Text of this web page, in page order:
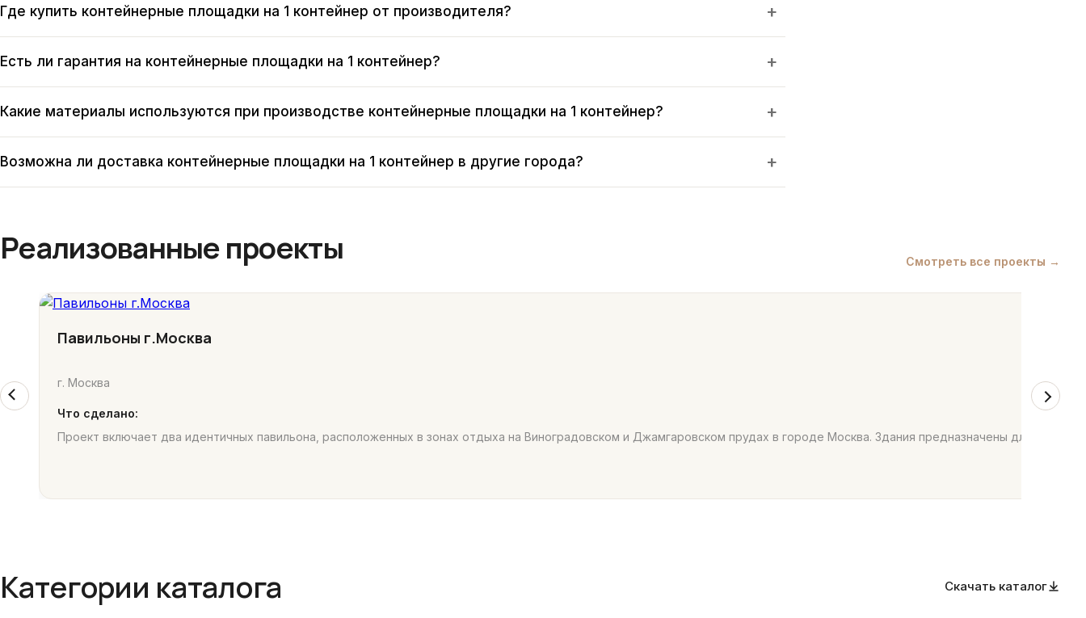
Где купить контейнерные площадки на 1 контейнер от производителя? +
Есть ли гарантия на контейнерные площадки на 1 контейнер? +
Какие материалы используются при производстве контейнерные площадки на 1 контейнер? +
Возможна ли доставка контейнерные площадки на 1 контейнер в другие города? +
Реализованные проекты Смотреть все проекты →
Павильоны г.Москва
г. Москва
Что сделано:
Проект включает два идентичных павильона, расположенных в зонах отдыха на Виноградовском и Джамгаровском прудах в городе Москва. Здания предназначены для
Категории каталога Скачать каталог